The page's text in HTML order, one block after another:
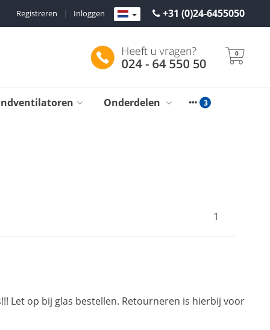
+31 (0)24-6455050
Inloggen
|
Registreren
0
Onderdelen
1
Let op bij glas bestellen. Retourneren is hierbij voor